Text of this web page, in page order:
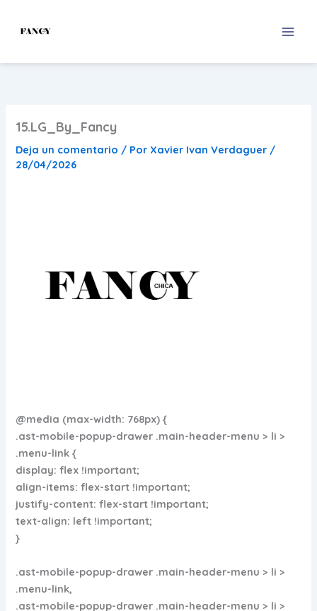
15.LG_By_Fancy
Deja un comentario / Por Xavier Ivan Verdaguer /
28/04/2026
@media (max-width: 768px) {
.ast-mobile-popup-drawer .main-header-menu > li >
.menu-link {
display: flex !important;
align-items: flex-start !important;
justify-content: flex-start !important;
text-align: left !important;
}
.ast-mobile-popup-drawer .main-header-menu > li >
.menu-link,
.ast-mobile-popup-drawer .main-header-menu > li >